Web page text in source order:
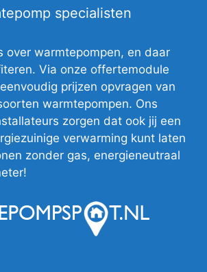
specialisten
over warmtepompen, en daar
Via onze offertemodule
prijzen opvragen van
warmtepompen. Ons
zorgen dat ook jij een
verwarming kunt laten
zonder gas, energieneutraal